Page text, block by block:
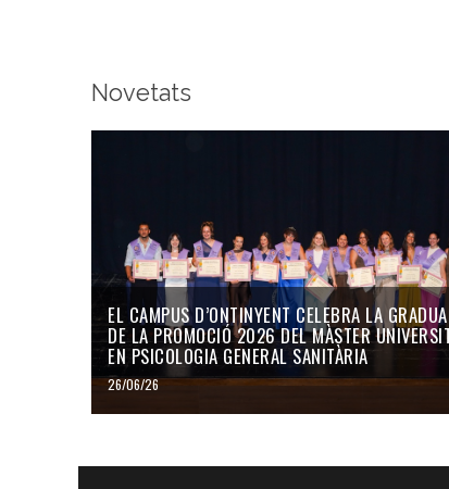
Novetats
EL CAMPUS D’ONTINYENT CELEBRA LA
DE LA PROMOCIÓ 2026 DEL MÀSTER
EN PSICOLOGIA GENERAL SANITÀRIA
26/06/26